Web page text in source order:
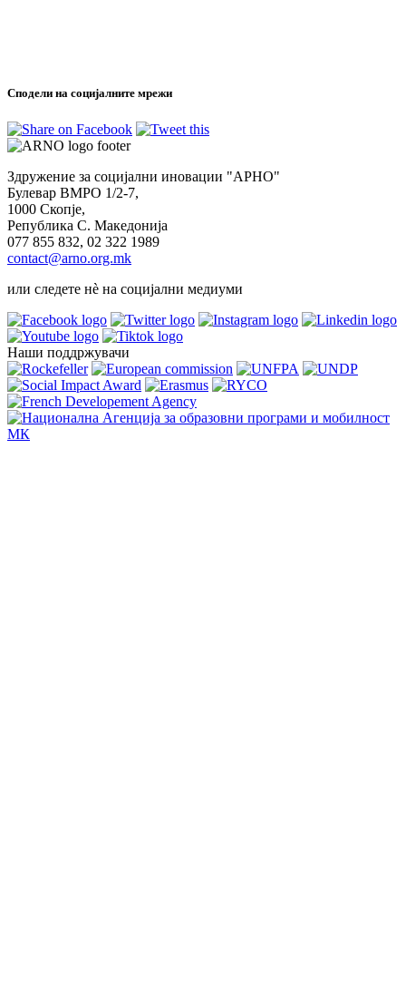
Сподели на социјалните мрежи
Здружение за социјални иновации "АРНО"
Булевар ВМРО 1/2-7,
1000 Скопје,
Република С. Македонија
077 855 832, 02 322 1989
contact@arno.org.mk
или следете нѐ на социјални медиуми
Наши поддржувачи